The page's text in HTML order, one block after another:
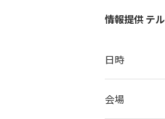
情報提供 テ
日時
会場